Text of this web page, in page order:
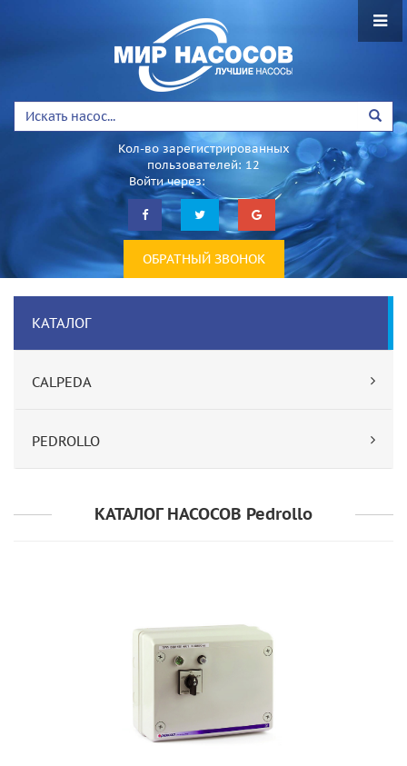
Кол-во зарегистрированных
пользователей: 12
Войти через:
ОБРАТНЫЙ ЗВОНОК
КАТАЛОГ
CALPEDA
PEDROLLO
КАТАЛОГ НАСОСОВ Pedrollo